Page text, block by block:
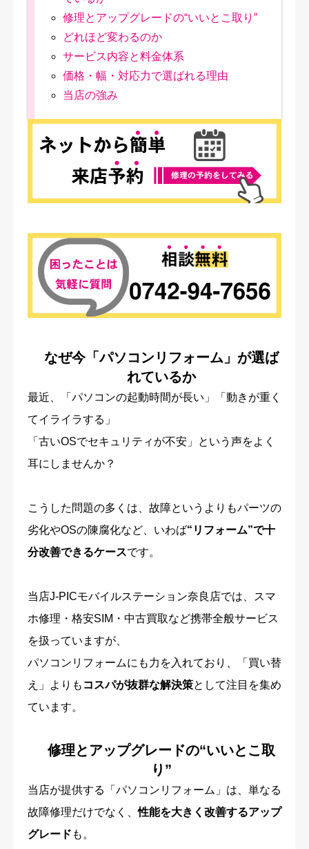
修理とアップグレードの“いいとこ取り”
どれほど変わるのか
サービス内容と料金体系
価格・幅・対応力で選ばれる理由
当店の強み
なぜ今「パソコンリフォーム」が選ば
れているか
最近、「パソコンの起動時間が長い」「動きが重く
てイライラする」
「古いOSでセキュリティが不安」という声をよく
耳にしませんか？
こうした問題の多くは、故障というよりもパーツの
劣化やOSの陳腐化など、いわば“リフォーム”で十
分改善できるケースです。
当店J-PICモバイルステーション奈良店では、スマ
ホ修理・格安SIM・中古買取など携帯全般サービス
を扱っていますが、
パソコンリフォームにも力を入れており、「買い替
え」よりも コスパが抜群な解決策として注目を集め
ています。
修理とアップグレードの“いいとこ取
り”
当店が提供する「パソコンリフォーム」は、単なる
故障修理だけでなく、性能を大きく改善するアップ
グレード も。